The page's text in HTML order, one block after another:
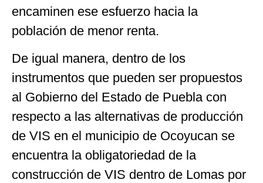
encaminen ese esfuerzo hacia la
población de menor renta.
De igual manera, dentro de los
instrumentos que pueden ser propuestos
al Gobierno del Estado de Puebla con
respecto a las alternativas de producción
de VIS en el municipio de Ocoyucan se
encuentra la obligatoriedad de la
construcción de VIS dentro de Lomas por